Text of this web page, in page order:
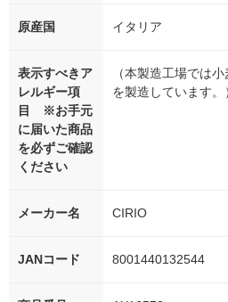
原産国 イタリア
表示すべきア
レルギー項
目 ※お手元
に届いた商品
を必ずご確認
ください
（本製造工場では
を製造しています。
メーカー名 CIRIO
JANコード 8001440132544